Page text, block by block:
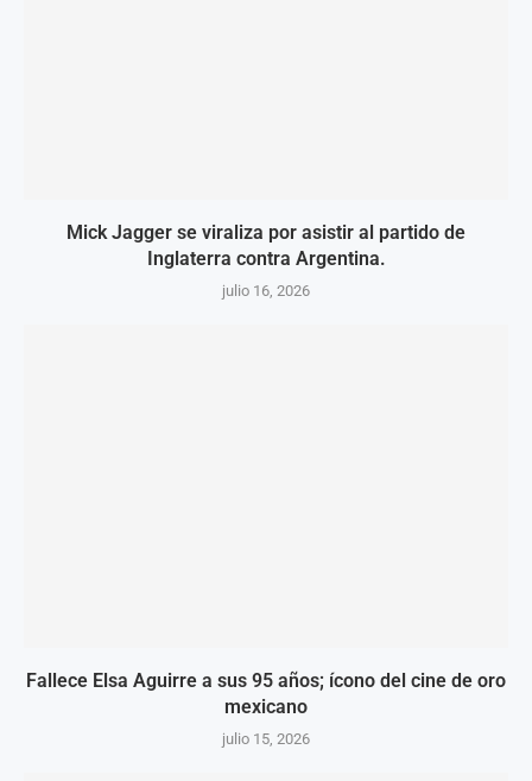
Mick Jagger se viraliza por asistir al partido de
Inglaterra contra Argentina.
julio 16, 2026
Fallece Elsa Aguirre a sus 95 años; ícono del cine de oro
mexicano
julio 15, 2026